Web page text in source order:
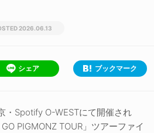
2026.06.13
シェア ブックマーク
・Spotify O-WESTにて開催され
PIGMONZ TOUR」ツアーファイ